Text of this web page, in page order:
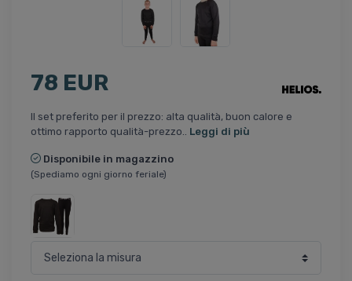
78 EUR
Il set preferito per il prezzo: alta qualità, buon calore e
ottimo rapporto qualità-prezzo.. Leggi di più
Disponibile in magazzino
(Spediamo ogni giorno feriale)